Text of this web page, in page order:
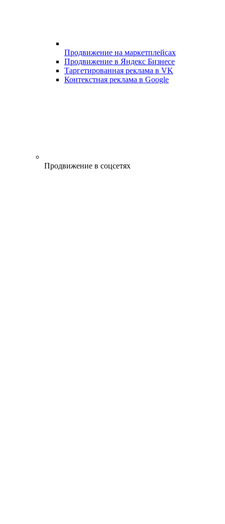
Продвижение на маркетплейсах
Продвижение в Яндекс Бизнесе
Таргетированная реклама в VK
Контекстная реклама в Google
Продвижение в соцсетях